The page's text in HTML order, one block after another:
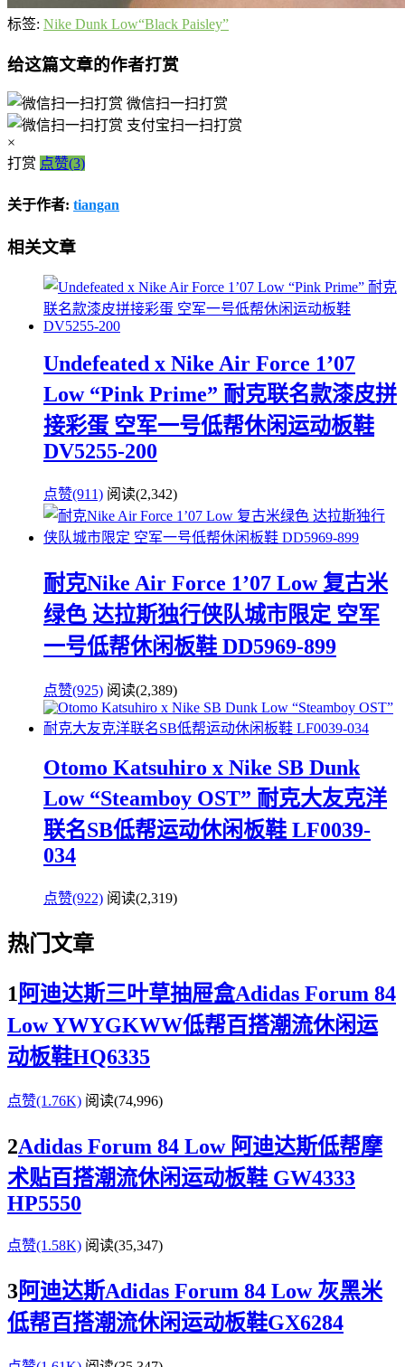
标签: Nike Dunk Low“Black Paisley”
给这篇文章的作者打赏
微信扫一扫打赏
支付宝扫一扫打赏
×
打赏 点赞(3)
关于作者: tiangan
相关文章
Undefeated x Nike Air Force 1’07
Low “Pink Prime” 耐克联名款漆皮拼
接彩蛋 空军一号低帮休闲运动板鞋
DV5255-200
点赞(911) 阅读(2,342)
耐克Nike Air Force 1’07 Low 复古米
绿色 达拉斯独行侠队城市限定 空军
一号低帮休闲板鞋 DD5969-899
点赞(925) 阅读(2,389)
Otomo Katsuhiro x Nike SB Dunk
Low “Steamboy OST” 耐克大友克洋
联名SB低帮运动休闲板鞋 LF0039-
034
点赞(922) 阅读(2,319)
热门文章
1 阿迪达斯三叶草抽屉盒Adidas Forum 84
Low YWYGKWW低帮百搭潮流休闲运
动板鞋HQ6335
点赞(1.76K) 阅读(74,996)
2Adidas Forum 84 Low 阿迪达斯低帮摩
术贴百搭潮流休闲运动板鞋 GW4333
HP5550
点赞(1.58K) 阅读(35,347)
3阿迪达斯Adidas Forum 84 Low 灰黑米
低帮百搭潮流休闲运动板鞋GX6284